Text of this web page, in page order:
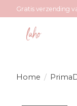
Gratis verzending
Home /